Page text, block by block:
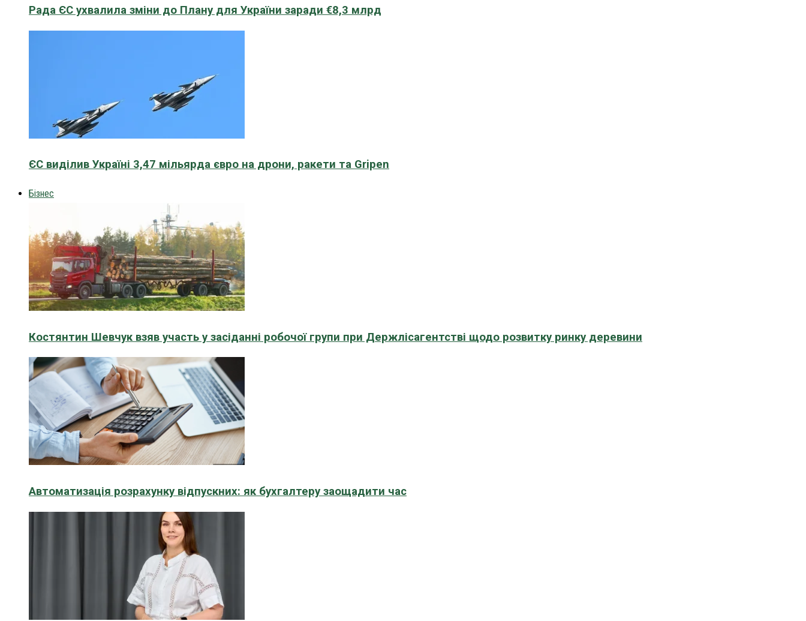
Рада ЄС ухвалила зміни до Плану для України заради €8,3 млрд
ЄС виділив Україні 3,47 мільярда євро на дрони, ракети та Gripen
Бізнес
Костянтин Шевчук взяв участь у засіданні робочої групи при Держлісагентстві щодо розвитку ринку деревини
Автоматизація розрахунку відпускних: як бухгалтеру заощадити час